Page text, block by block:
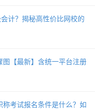
计？揭秘高性价比网校的
【最新】含统一平台注册
考试报名条件是什么？如